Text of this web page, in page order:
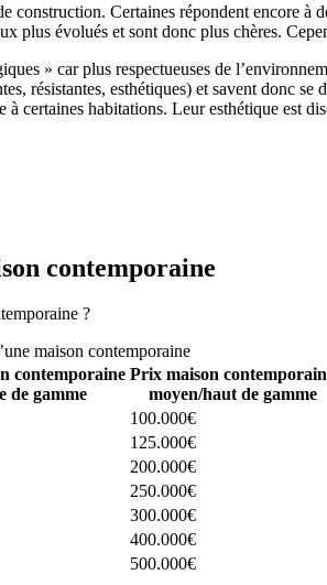
construction. Certaines répondent encore
plus évolués et sont donc plus chères.
» car plus respectueuses de
résistantes, esthétiques) et savent donc
certaines habitations. Leur esthétique est
contemporaine
?
maison contemporaine
contemporaine
de gamme
Prix maison
moyen/haut de gamme
100.000€
125.000€
200.000€
250.000€
300.000€
400.000€
500.000€